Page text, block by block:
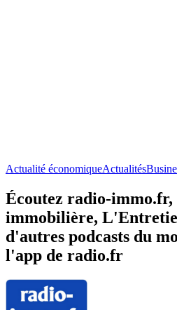
Actualité économiqueActualités
Écoutez radio-
immobilière,
d'autres podcasts du
l'app de radio.fr